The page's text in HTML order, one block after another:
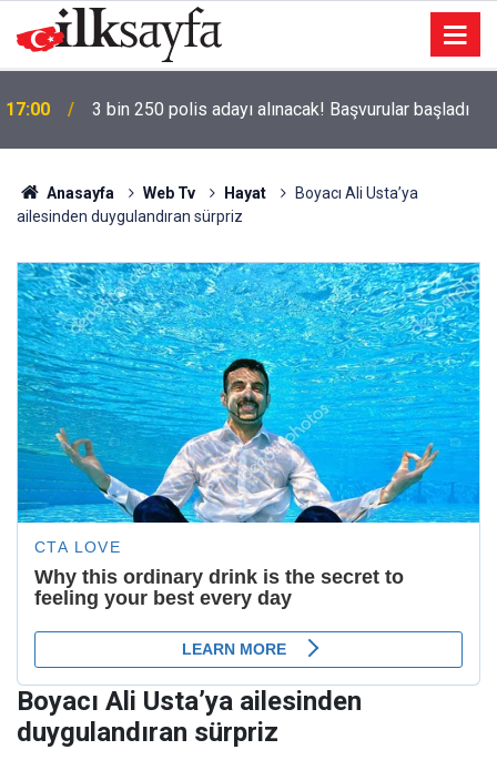
17:00 3 bin 250 polis adayı alınacak! Başvurular başladı
Anasayfa Web Tv Hayat
Boyacı Ali Usta’ya
ailesinden duygulandıran sürpriz
Boyacı Ali Usta’ya ailesinden
duygulandıran sürpriz